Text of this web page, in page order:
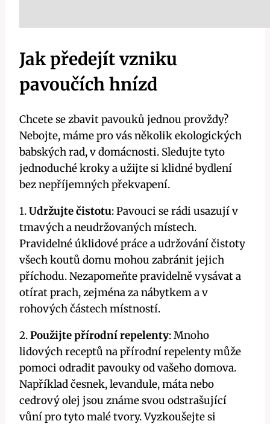
Jak předejít vzniku
pavoučích hnízd
Chcete ​se zbavit pavouků⁣ jednou provždy?‌
Nebojte,‍ máme⁣ pro vás‍ několik ekologických
babských rad,⁤ v ⁣domácnosti. ⁢Sledujte tyto
jednoduché kroky a ‌užijte si klidné bydlení
bez nepříjemných překvapení.
1.‍Udržujte čistotu: Pavouci‍ se rádi usazují v
tmavých ⁣a neudržovaných místech.⁣
Pravidelné úklidové ‍práce a udržování čistoty
všech koutů domu mohou zabránit‌ jejich
příchodu. Nezapomeňte‍ pravidelně ⁣vysávat ‍a
otírat prach, ‍zejména ⁣za nábytkem a ‌v⁣
rohových ‍částech ⁢místností.
2.Použijte přírodní ⁤repelenty: Mnoho
lidových ⁤receptů na přírodní repelenty může
⁣pomoci odradit pavouky ⁢od vašeho domova.
Například česnek, ⁤levandule, máta nebo
cedrový olej jsou ‍známe svou odstrašující‌
vůní pro tyto malé tvory.‍ Vyzkoušejte si